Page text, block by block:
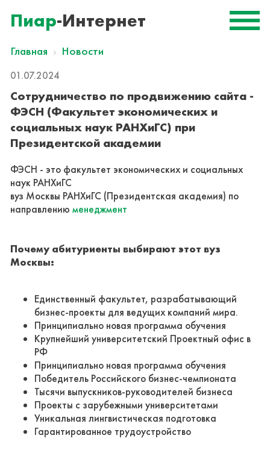
Пиар-Интернет
Главная Новости
01.07.2024
Сотрудничество по продвижению сайта -
ФЭСН (Факультет экономических и
социальных наук РАНХиГС) при
Президентской академии
ФЭСН - это факультет экономических и социальных
наук РАНХиГС
вуз Москвы РАНХиГС (Президентская академия) по
направлениюменеджмент
Почему абитуриенты выбирают этот вуз
Москвы:
Единственный факультет, разрабатывающий
бизнес-проекты для ведущих компаний мира.
Принципиально новая программа обучения
Крупнейший университетский Проектный офис в
РФ
Принципиально новая программа обучения
Победитель Российского бизнес-чемпионата
Тысячи выпускников-руководителей бизнеса
Проекты с зарубежными университетами
Уникальная лингвистическая подготовка
Гарантированное трудоустройство